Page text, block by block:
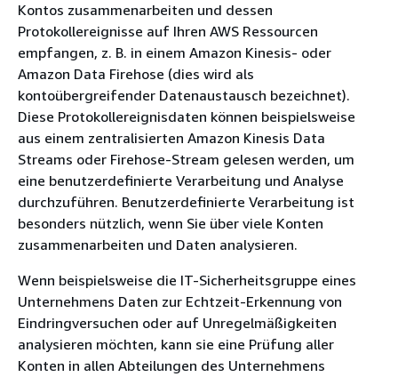
Kontos zusammenarbeiten und dessen
Protokollereignisse auf Ihren AWS Ressourcen
empfangen, z. B. in einem Amazon Kinesis- oder
Amazon Data Firehose (dies wird als
kontoübergreifender Datenaustausch bezeichnet).
Diese Protokollereignisdaten können beispielsweise
aus einem zentralisierten Amazon Kinesis Data
Streams oder Firehose-Stream gelesen werden, um
eine benutzerdefinierte Verarbeitung und Analyse
durchzuführen. Benutzerdefinierte Verarbeitung ist
besonders nützlich, wenn Sie über viele Konten
zusammenarbeiten und Daten analysieren.
Wenn beispielsweise die IT-Sicherheitsgruppe eines
Unternehmens Daten zur Echtzeit-Erkennung von
Eindringversuchen oder auf Unregelmäßigkeiten
analysieren möchten, kann sie eine Prüfung aller
Konten in allen Abteilungen des Unternehmens